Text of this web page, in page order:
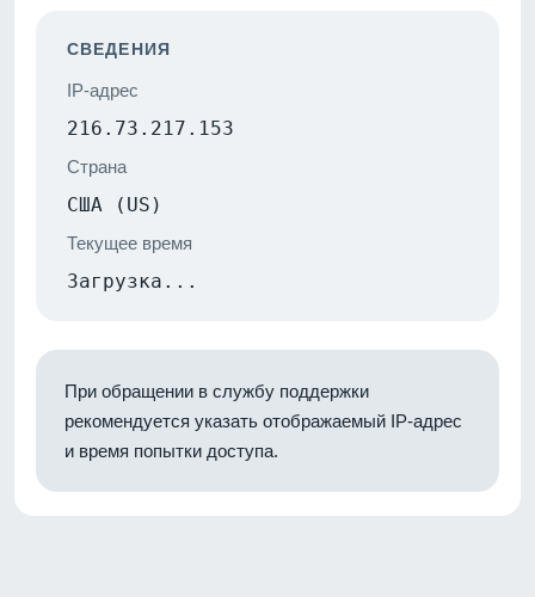
СВЕДЕНИЯ
IP-адрес
216.73.217.153
Страна
США (US)
Текущее время
Загрузка...
При обращении в службу поддержки
рекомендуется указать отображаемый IP-адрес
и время попытки доступа.